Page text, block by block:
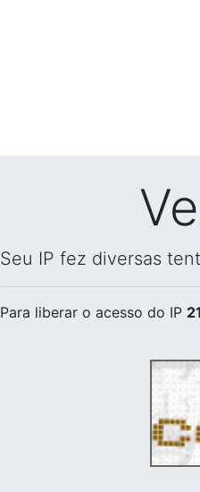
Seu IP fez diversas
Para liberar o acesso do IP